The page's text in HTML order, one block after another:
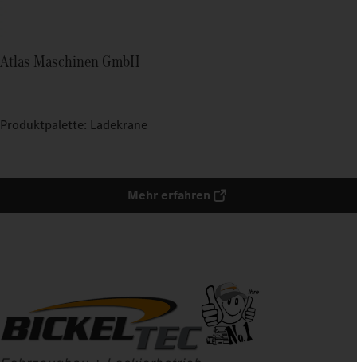
Atlas Maschinen GmbH
Produktpalette: Ladekrane
Mehr erfahren